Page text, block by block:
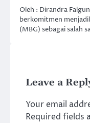
Oleh : Dirandra
berkomitmen
(MBG) sebagai salah
Leave a
Your email
Required fields